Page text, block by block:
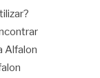
Alfalon